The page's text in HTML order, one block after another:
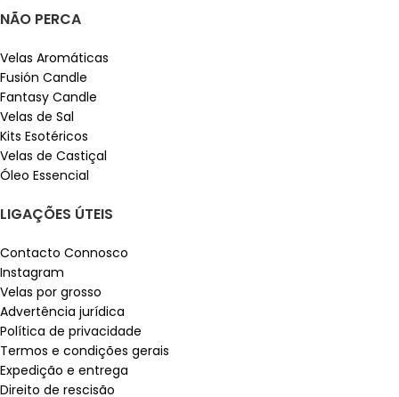
NÃO PERCA
Velas Aromáticas
Fusión Candle
Fantasy Candle
Velas de Sal
Kits Esotéricos
Velas de Castiçal
Óleo Essencial
LIGAÇÕES ÚTEIS
Contacto Connosco
Instagram
Velas por grosso
Advertência jurídica
Política de privacidade
Termos e condições gerais
Expedição e entrega
Direito de rescisão